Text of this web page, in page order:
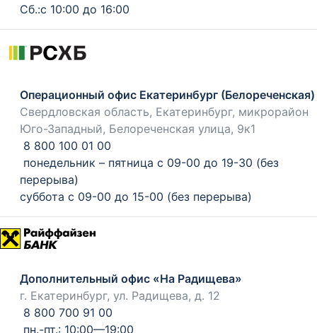
Сб.:с 10:00 до 16:00
Операционный офис Екатеринбург (Белореченская)
Свердловская область, Екатеринбург, микрорайон
Юго-Западный, Белореченская улица, 9к1
8 800 100 01 00
понедельник – пятница с 09-00 до 19-30 (без
перерыва)
суббота с 09-00 до 15-00 (без перерыва)
Дополнительный офис «На Радищева»
г. Екатеринбург, ул. Радищева, д. 12
8 800 700 91 00
пн.-пт.: 10:00—19:00